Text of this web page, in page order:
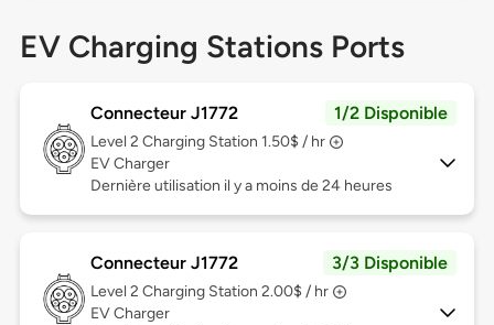
EV Charging Stations Ports
Connecteur J1772 1/2 Disponible
Level 2 Charging Station 1.50$ / hr
EV Charger
Dernière utilisation il y a moins de 24 heures
Connecteur J1772 3/3 Disponible
Level 2 Charging Station 2.00$ / hr
EV Charger